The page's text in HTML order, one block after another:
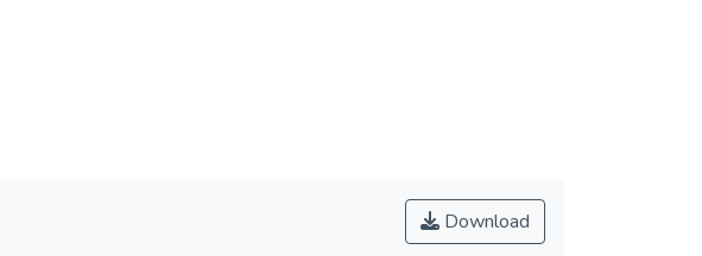
Download